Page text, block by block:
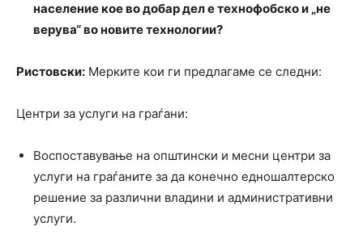
население кое во добар дел е технофобско и „не
верува“ во новите технологии?
Ристовски: Мерките кои ги предлагаме се следни:
Центри за услуги на граѓани:
Воспоставување на општински и месни центри за
услуги на граѓаните за да конечно едношалтерско
решение за различни владини и административни
услуги.